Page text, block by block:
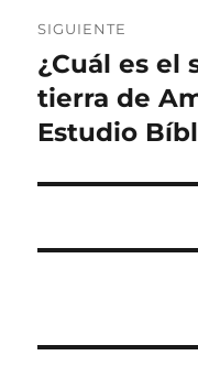
SIGUIENTE
Entrada
siguiente:
¿Cuál es el
tierra de
Estudio